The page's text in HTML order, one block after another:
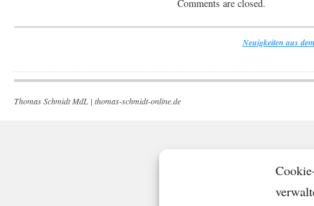
Comments are closed.
Neuigkeiten aus
Thomas Schmidt MdL | thomas-schmidt-online.de